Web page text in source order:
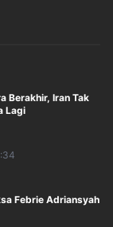
Berakhir, Iran Tak
Lagi
Febrie Adriansyah